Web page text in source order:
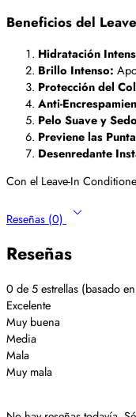
Beneficios del
Hidratación
Brillo Intenso:
Protección del
Anti-
Pelo Suave y
Previene las
Desenredante
Con el Leave-In
Reseñas (0)
Reseñas
0 de 5 estrellas (basado
Excelente
Muy buena
Media
Mala
Muy mala